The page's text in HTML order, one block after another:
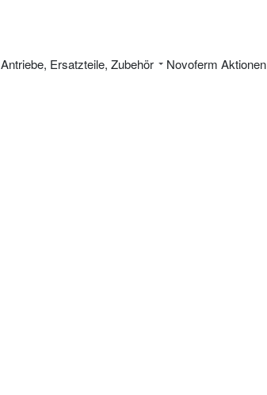
Antriebe, Ersatzteile, Zubehör Novoferm Aktionen